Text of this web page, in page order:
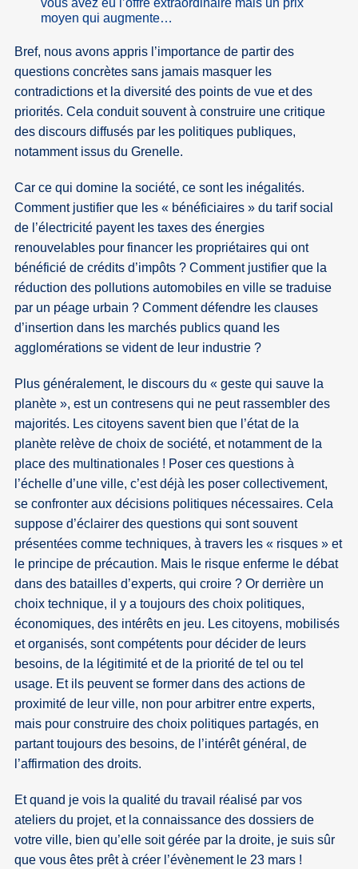
vous avez eu l’offre extraordinaire mais un prix
moyen qui augmente…
Bref, nous avons appris l’importance de partir des
questions concrètes sans jamais masquer les
contradictions et la diversité des points de vue et des
priorités. Cela conduit souvent à construire une critique
des discours diffusés par les politiques publiques,
notamment issus du Grenelle.
Car ce qui domine la société, ce sont les inégalités.
Comment justifier que les « bénéficiaires » du tarif social
de l’électricité payent les taxes des énergies
renouvelables pour financer les propriétaires qui ont
bénéficié de crédits d’impôts ? Comment justifier que la
réduction des pollutions automobiles en ville se traduise
par un péage urbain ? Comment défendre les clauses
d’insertion dans les marchés publics quand les
agglomérations se vident de leur industrie ?
Plus généralement, le discours du « geste qui sauve la
planète », est un contresens qui ne peut rassembler des
majorités. Les citoyens savent bien que l’état de la
planète relève de choix de société, et notamment de la
place des multinationales ! Poser ces questions à
l’échelle d’une ville, c’est déjà les poser collectivement,
se confronter aux décisions politiques nécessaires. Cela
suppose d’éclairer des questions qui sont souvent
présentées comme techniques, à travers les « risques » et
le principe de précaution. Mais le risque enferme le débat
dans des batailles d’experts, qui croire ? Or derrière un
choix technique, il y a toujours des choix politiques,
économiques, des intérêts en jeu. Les citoyens, mobilisés
et organisés, sont compétents pour décider de leurs
besoins, de la légitimité et de la priorité de tel ou tel
usage. Et ils peuvent se former dans des actions de
proximité de leur ville, non pour arbitrer entre experts,
mais pour construire des choix politiques partagés, en
partant toujours des besoins, de l’intérêt général, de
l’affirmation des droits.
Et quand je vois la qualité du travail réalisé par vos
ateliers du projet, et la connaissance des dossiers de
votre ville, bien qu’elle soit gérée par la droite, je suis sûr
que vous êtes prêt à créer l’évènement le 23 mars !